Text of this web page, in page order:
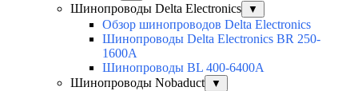
Шинопроводы Delta Electronics ▼
Обзор шинопроводов Delta Electronics
Шинопроводы Delta Electronics BR 250-
1600A
Шинопроводы BL 400-6400A
Шинопроводы Nobaduct
▼